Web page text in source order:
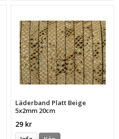
Läderband Platt Beige
5x2mm 20cm
29 kr